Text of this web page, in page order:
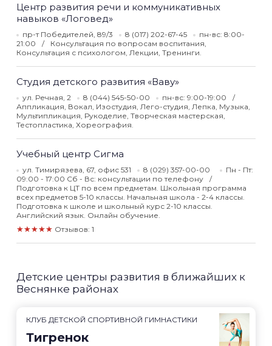
Центр развития речи и коммуникативных
навыков «Логовед»
пр-т Победителей, 89/3 8 (017) 202-67-45
пн-вс: 8:00-
21:00
Консультация по вопросам воспитания,
Консультация с психологом, Лекции, Тренинги.
Студия детского развития «Ваву»
ул. Речная, 2 8 (044) 545-50-00
пн-вс: 9:00-19:00
Аппликация, Вокал, Изостудия, Лего-студия, Лепка, Музыка,
Мультипликация, Рукоделие, Творческая мастерская,
Тестопластика, Хореография.
Учебный центр Сигма
ул. Тимирязева, 67, офис 531 8 (029) 357-00-00
Пн - Пт:
09:00 - 17:00 Сб - Вс: консультации по телефону
Подготовка к ЦТ по всем предметам. Школьная программа
всех предметов 5-10 классы. Начальная школа - 2-4 классы.
Подготовка к школе и школьный курс 2-10 классы.
Английский язык. Онлайн обучение.
★★★★★ Отзывов: 1
Детские центры развития в ближайших к
Веснянке районах
КЛУБ ДЕТСКОЙ СПОРТИВНОЙ ГИМНАСТИКИ
Тигренок